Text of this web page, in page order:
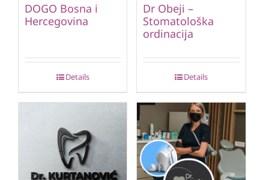
DOGO Bosna i
Hercegovina
Details
Dr Obeji –
Stomatološka
ordinacija
Details